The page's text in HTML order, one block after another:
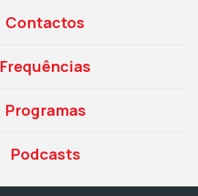
Contactos
Frequências
Programas
Podcasts